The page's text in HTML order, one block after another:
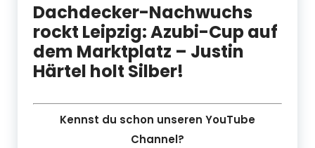
Dachdecker-Nachwuchs
rockt Leipzig: Azubi-Cup auf
dem Marktplatz – Justin
Härtel holt Silber!
Kennst du schon unseren YouTube
Channel?